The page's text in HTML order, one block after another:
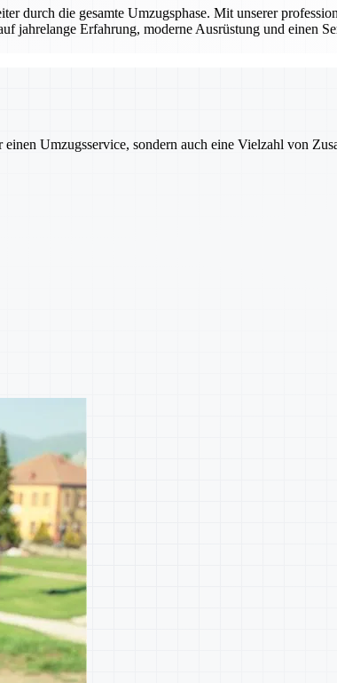
durch die gesamte Umzugsphase. Mit unserer
jahrelange Erfahrung, moderne Ausrüstung und einen
Umzugsservice, sondern auch eine Vielzahl von